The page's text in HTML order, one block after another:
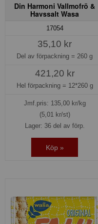
Din Harmoni Vallmofrö &
Havssalt Wasa
17054
35,10 kr
Del av förpackning = 260 g
421,20 kr
Hel förpackning = 12*260 g
Jmf.pris: 135,00kr/kg
(5,01 kr/st)
Lager: 36 del av förp.
Köp »